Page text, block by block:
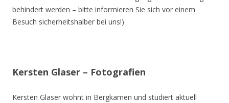
behindert werden – bitte informieren Sie sich vor einem
Besuch sicherheitshalber bei uns!)
Kersten Glaser – Fotografien
Kersten Glaser wohnt in Bergkamen und studiert aktuell